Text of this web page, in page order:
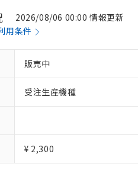
2026/08/06 00:00 情報更新
用条件
販売中
受注生産機種
¥ 2,300